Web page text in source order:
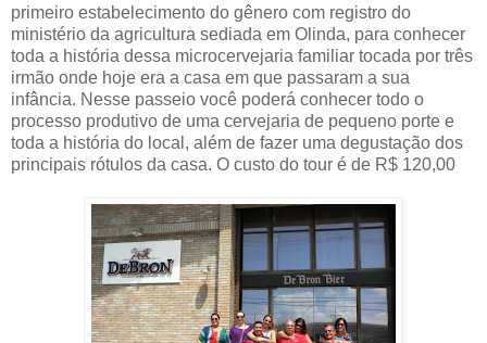
primeiro estabelecimento do gênero com registro do
ministério da agricultura sediada em Olinda, para conhecer
toda a história dessa microcervejaria familiar tocada por três
irmão onde hoje era a casa em que passaram a sua
infância. Nesse passeio você poderá conhecer todo o
processo produtivo de uma cervejaria de pequeno porte e
toda a história do local, além de fazer uma degustação dos
principais rótulos da casa. O custo do tour é de R$ 120,00